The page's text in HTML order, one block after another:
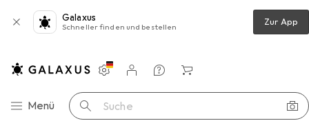
Galaxus
Schneller finden und bestellen Zur App
Navigation nach Kategorien
Menü Suche
Einstellungen
Kundenkonto
Vergleichslisten
Merklisten
Warenkorb